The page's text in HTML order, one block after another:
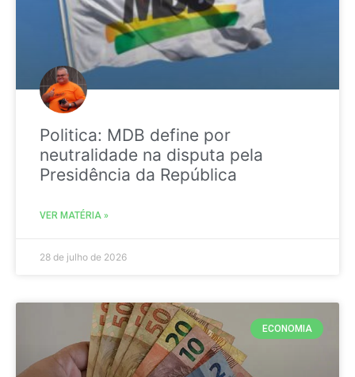
Politica: MDB define por
neutralidade na disputa pela
Presidência da República
VER MATÉRIA »
28 de julho de 2026
ECONOMIA